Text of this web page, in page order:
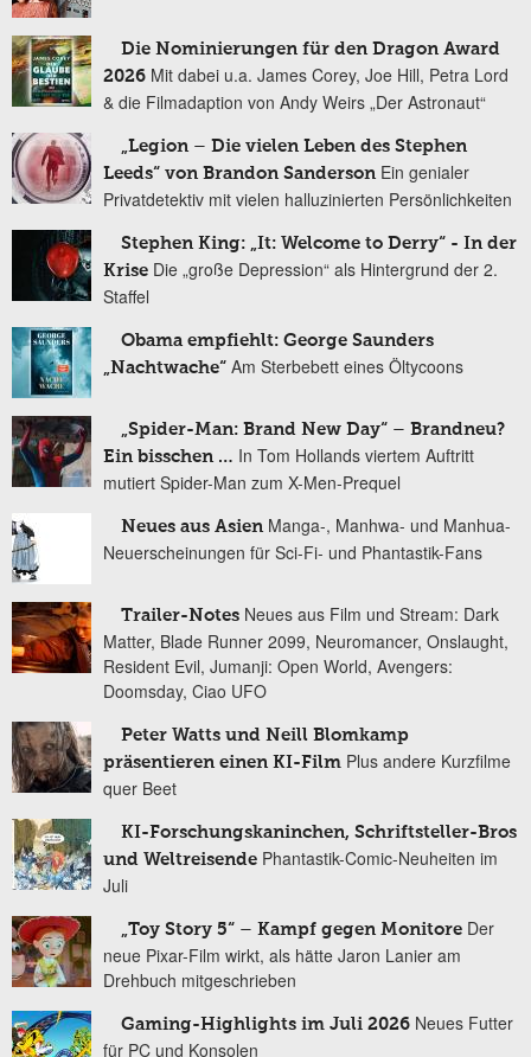
Die Nominierungen für den Dragon Award
2026 Mit dabei u.a. James Corey, Joe Hill, Petra Lord
& die Filmadaption von Andy Weirs „Der Astronaut“
„Legion – Die vielen Leben des Stephen
Leeds“ von Brandon Sanderson Ein genialer
Privatdetektiv mit vielen halluzinierten Persönlichkeiten
Stephen King: „It: Welcome to Derry“ - In der
Krise Die „große Depression“ als Hintergrund der 2.
Staffel
Obama empfiehlt: George Saunders
„Nachtwache“ Am Sterbebett eines Öltycoons
„Spider-Man: Brand New Day“ – Brandneu?
Ein bisschen … In Tom Hollands viertem Auftritt
mutiert Spider-Man zum X-Men-Prequel
Neues aus Asien Manga-, Manhwa- und Manhua-
Neuerscheinungen für Sci-Fi- und Phantastik-Fans
Trailer-Notes Neues aus Film und Stream: Dark
Matter, Blade Runner 2099, Neuromancer, Onslaught,
Resident Evil, Jumanji: Open World, Avengers:
Doomsday, Ciao UFO
Peter Watts und Neill Blomkamp
präsentieren einen KI-Film Plus andere Kurzfilme
quer Beet
KI-Forschungskaninchen, Schriftsteller-Bros
und Weltreisende Phantastik-Comic-Neuheiten im
Juli
„Toy Story 5“ – Kampf gegen Monitore Der
neue Pixar-Film wirkt, als hätte Jaron Lanier am
Drehbuch mitgeschrieben
Gaming-Highlights im Juli 2026 Neues Futter
für PC und Konsolen